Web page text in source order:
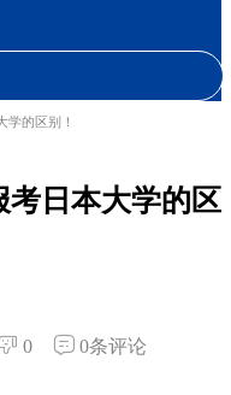
学的区别！
考日本大学的区
0
0条评论